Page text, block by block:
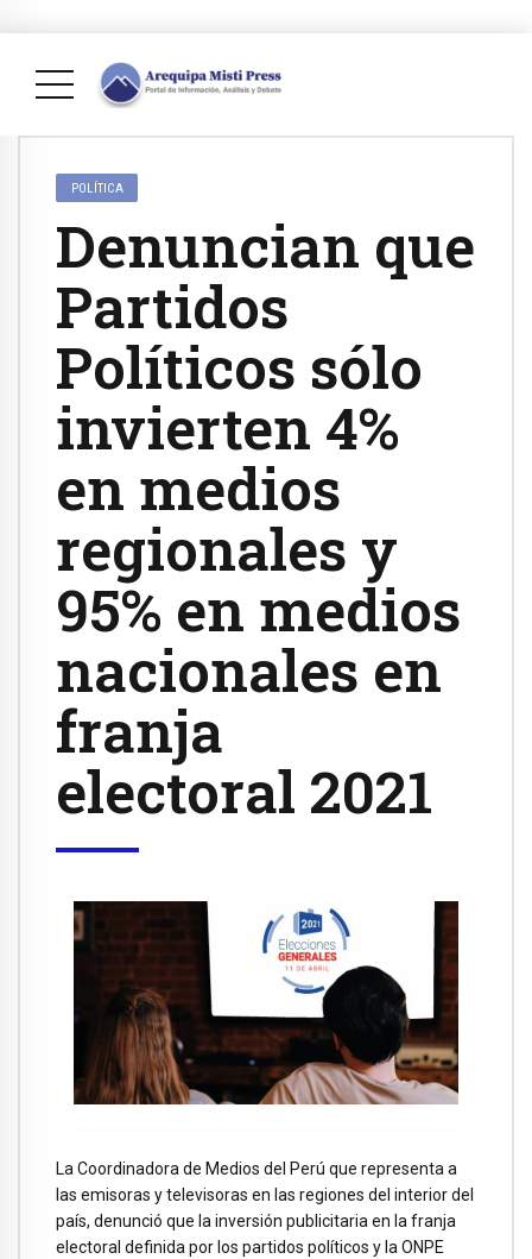
POLÍTICA
Denuncian que
Partidos
Políticos sólo
invierten 4%
en medios
regionales y
95% en medios
nacionales en
franja
electoral 2021
La Coordinadora de Medios del Perú que representa a
las emisoras y televisoras en las regiones del interior del
país, denunció que la inversión publicitaria en la franja
electoral definida por los partidos políticos y la ONPE